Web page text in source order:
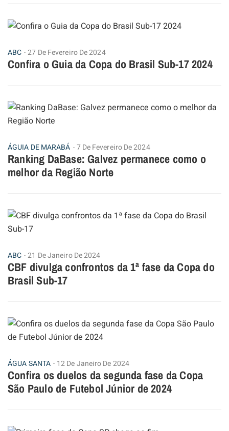
ABC 27 De Fevereiro De 2024
Confira o Guia da Copa do Brasil Sub-17 2024
ÁGUIA DE MARABÁ 7 De Fevereiro De 2024
Ranking DaBase: Galvez permanece como o
melhor da Região Norte
ABC 21 De Janeiro De 2024
CBF divulga confrontos da 1ª fase da Copa do
Brasil Sub-17
ÁGUA SANTA 12 De Janeiro De 2024
Confira os duelos da segunda fase da Copa
São Paulo de Futebol Júnior de 2024